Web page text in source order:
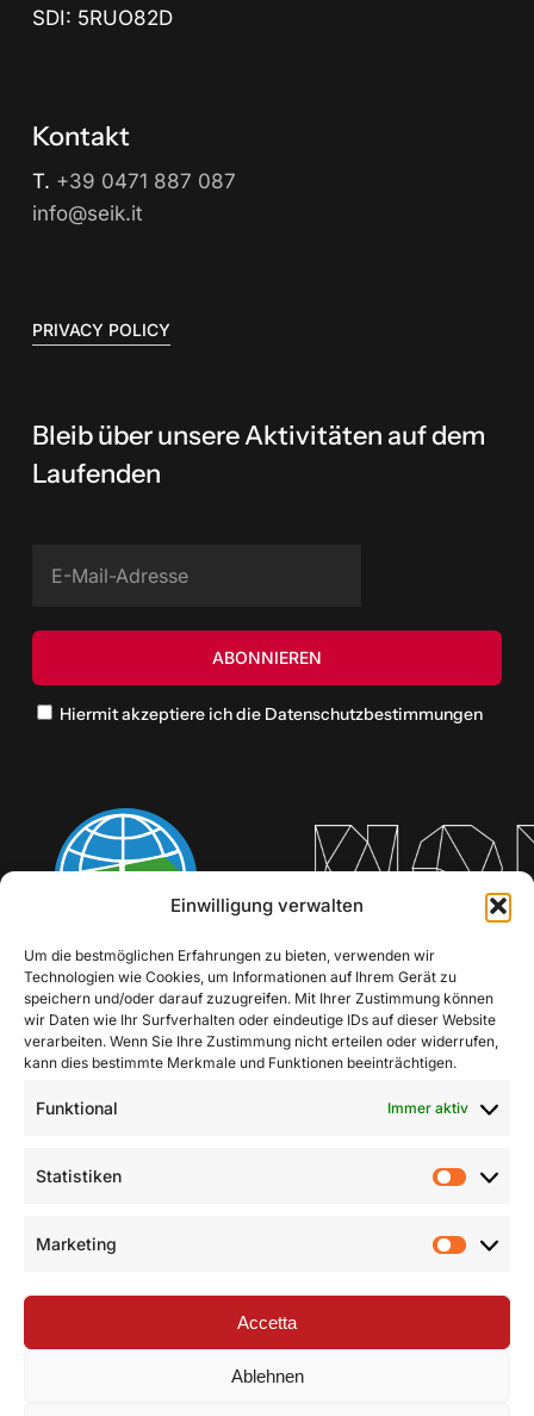
Einwilligung verwalten
Um die bestmöglichen Erfahrungen zu bieten, verwenden wir
Technologien wie Cookies, um Informationen auf Ihrem Gerät zu
speichern und/oder darauf zuzugreifen. Mit Ihrer Zustimmung können
wir Daten wie Ihr Surfverhalten oder eindeutige IDs auf dieser Website
verarbeiten. Wenn Sie Ihre Zustimmung nicht erteilen oder widerrufen,
kann dies bestimmte Merkmale und Funktionen beeinträchtigen.
Funktional Immer aktiv
Statistiken
Marketing
Accetta
Ablehnen
SDI: 5RUO82D
Kontakt
T. +39 0471 887 087
info@seik.it
PRIVACY POLICY
Bleib über unsere Aktivitäten auf dem
Laufenden
Hiermit akzeptiere ich die Datenschutzbestimmungen